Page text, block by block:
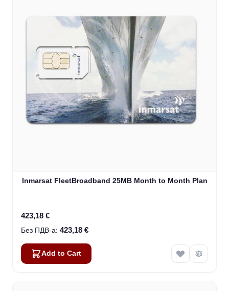
Inmarsat FleetBroadband 25MB Month to Month Plan
423,18 €
423,18 €
Add to Cart